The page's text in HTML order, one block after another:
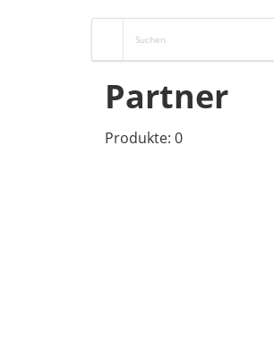
Partner
Produkte: 0